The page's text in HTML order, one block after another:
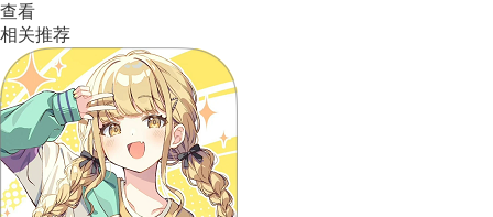
查看
相关推荐